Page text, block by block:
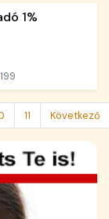
1%
199
11 Következő